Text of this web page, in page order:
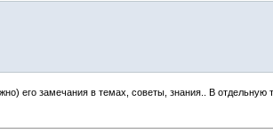
его замечания в темах, советы, знания.. В отдельную